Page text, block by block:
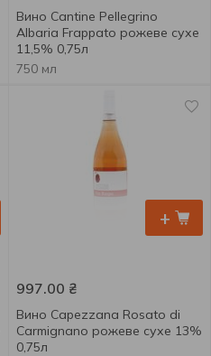
Вино Cantine Pellegrino
Albaria Frappato рожеве сухе
11,5% 0,75л
750 мл
+
997.00 ₴
Вино Capezzana Rosato di
Carmignano рожеве сухе 13%
0,75л